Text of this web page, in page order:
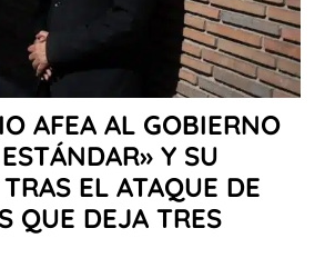
AFEA AL GOBIERNO
Y SU
EL ATAQUE DE
QUE DEJA TRES